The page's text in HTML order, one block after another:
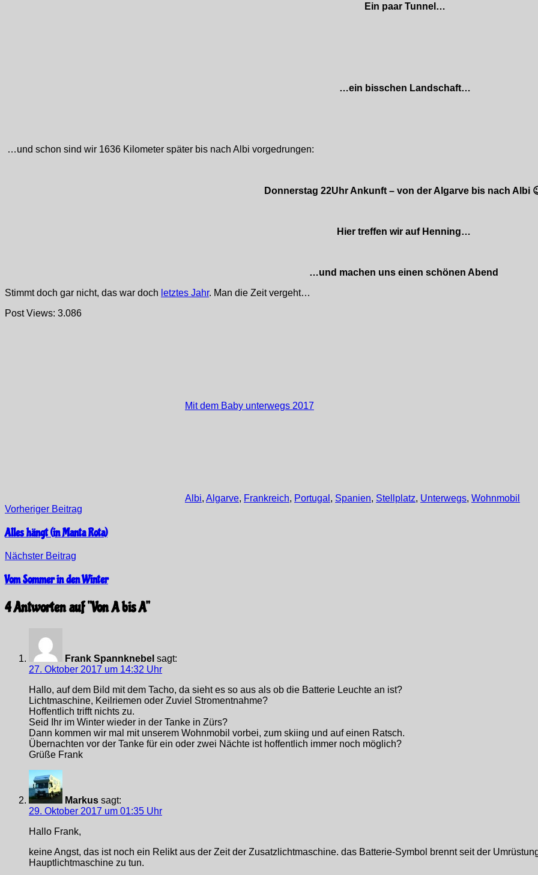
Ein paar Tunnel…
…ein bisschen Landschaft…
…und schon sind wir 1636 Kilometer später bis nach Albi vorgedrungen:
Donnerstag 22Uhr Ankunft – von der Algarve bis nach Albi
Hier treffen wir auf Henning…
…und machen uns einen schönen Abend
Stimmt doch gar nicht, das war doch letztes Jahr. Man die Zeit vergeht…
Post Views: 3.086
Mit dem Baby unterwegs 2017
Albi, Algarve, Frankreich, Portugal , Spanien, Stellplatz, Unterwegs, Wohnmobil
Beitragsnavigation
Vorheriger Beitrag
Alles hängt (in Manta Rota)
Nächster Beitrag
Vom Sommer in den Winter
4 Antworten auf “Von A bis A”
Frank Spannknebel sagt:
27. Oktober 2017 um 14:32 Uhr
Hallo, auf dem Bild mit dem Tacho, da sieht es so aus als ob die Batterie Leuchte an ist?
Lichtmaschine, Keilriemen oder Zuviel Stromentnahme?
Hoffentlich trifft nichts zu.
Seid Ihr im Winter wieder in der Tanke in Zürs?
Dann kommen wir mal mit unserem Wohnmobil vorbei, zum skiing und auf einen Ratsch.
Übernachten vor der Tanke für ein oder zwei Nächte ist hoffentlich immer noch möglich?
Grüße Frank
Markus sagt:
29. Oktober 2017 um 01:35 Uhr
Hallo Frank,
keine Angst, das ist noch ein Relikt aus der Zeit der Zusatzlichtmaschine. das Batterie-Symbol brennt seit der
Hauptlichtmaschine zu tun.